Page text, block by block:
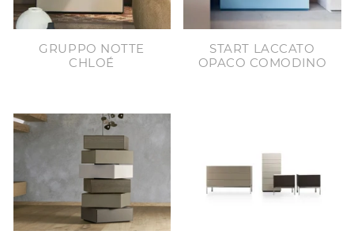
GRUPPO NOTTE
CHLOÉ
START LACCATO
OPACO COMODINO